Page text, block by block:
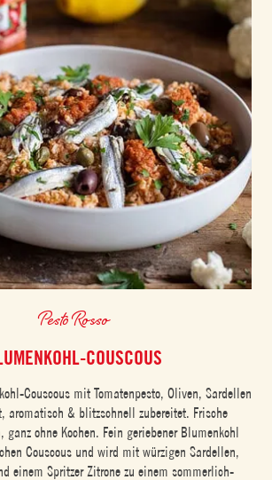
Pesto Rosso
COUSCOUS
Couscous mit Tomatenpesto, Oliven, Sardellen
aromatisch & blitzschnell zubereitet. Frische
ganz ohne Kochen. Fein geriebener Blumenkohl
Couscous und wird mit würzigen Sardellen,
einem Spritzer Zitrone zu einem sommerlich-